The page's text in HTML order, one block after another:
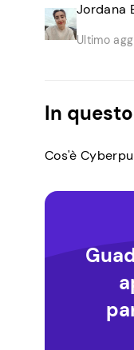
Jordana
Ultimo
In
Cos'è